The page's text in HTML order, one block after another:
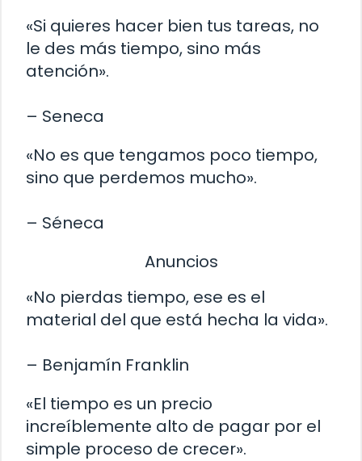
«Si quieres hacer bien tus tareas, no
le des más tiempo, sino más
atención».
– Seneca
«No es que tengamos poco tiempo,
sino que perdemos mucho».
– Séneca
Anuncios
«No pierdas tiempo, ese es el
material del que está hecha la vida».
– Benjamín Franklin
«El tiempo es un precio
increíblemente alto de pagar por el
simple proceso de crecer».